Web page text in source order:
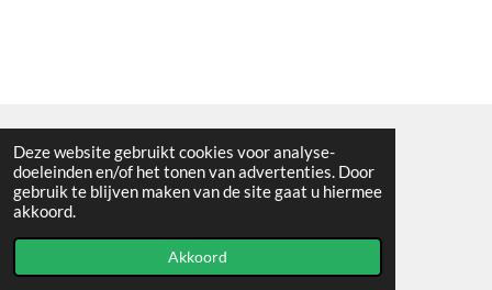
Deze website gebruikt cookies voor analyse-
doeleinden en/of het tonen van advertenties. Door
gebruik te blijven maken van de site gaat u hiermee
akkoord.
Akkoord
Algemene voorwaarden
© 2021 - RC en mineralenshop Het vlinderpad